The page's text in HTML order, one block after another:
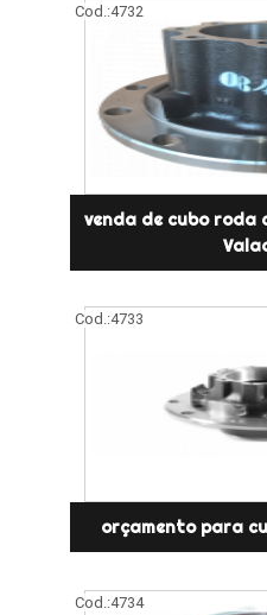
Cod.:4732
venda de cubo roda
Cod.:4733
orçamento para
Cod.:4734